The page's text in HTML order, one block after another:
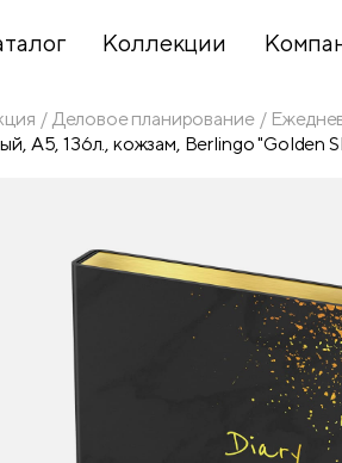
Коллекции
Деловое планирование
А5, 136л., кожзам, Berlingo "Golden